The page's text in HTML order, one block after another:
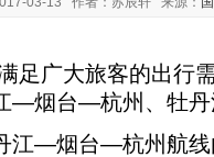
广大旅客的出行需
—烟台—杭州、牡
—烟台—杭州航线